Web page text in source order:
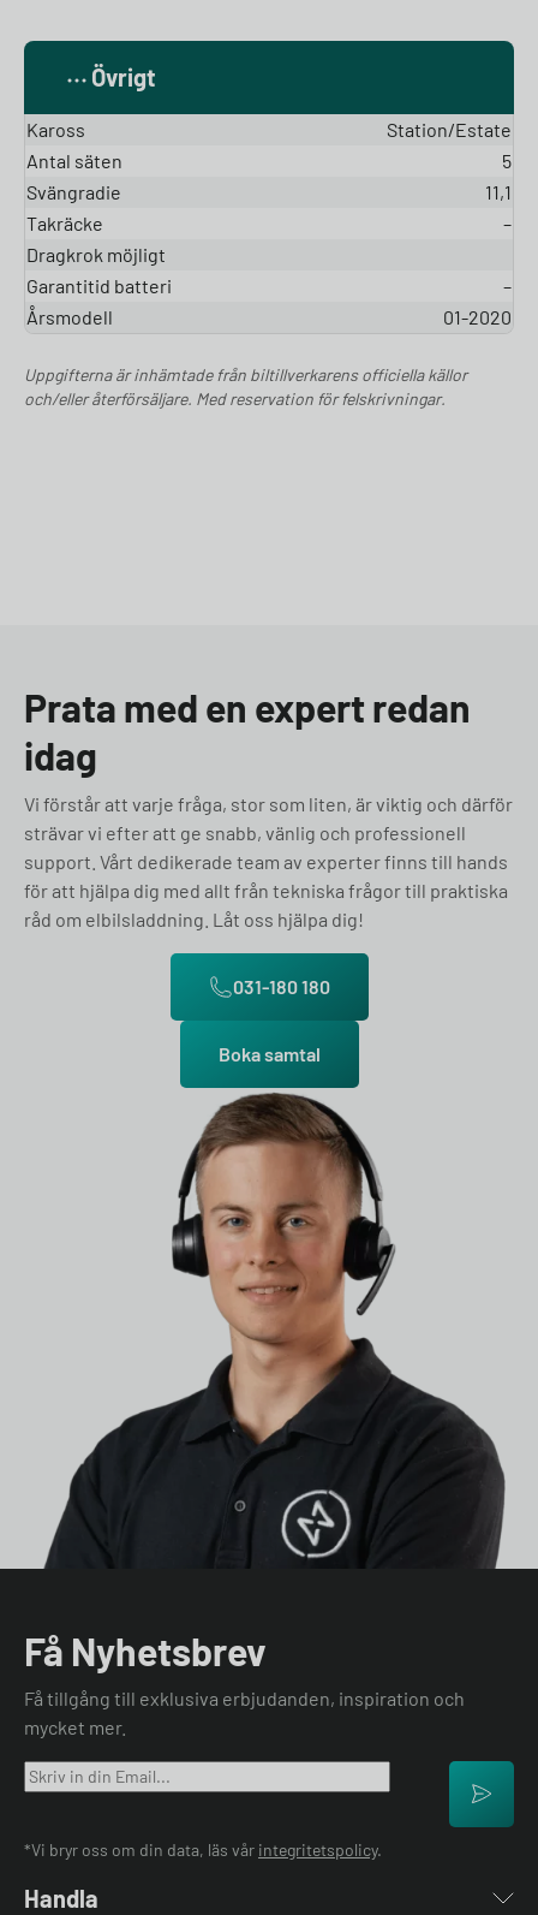
Övrigt
Kaross
Station/Estate
Antal säten
5
Svängradie
11,1
Takräcke
–
Dragkrok möjligt
Garantitid batteri
–
Årsmodell
01-2020
Uppgifterna är inhämtade från biltillverkarens officiella källor
och/eller återförsäljare. Med reservation för felskrivningar.
Prata med en expert redan
idag
Vi förstår att varje fråga, stor som liten, är viktig och därför
strävar vi efter att ge snabb, vänlig och professionell
support. Vårt dedikerade team av experter finns till hands
för att hjälpa dig med allt från tekniska frågor till praktiska
råd om elbilsladdning. Låt oss hjälpa dig!
031-180 180
Boka samtal
Få Nyhetsbrev
Få tillgång till exklusiva erbjudanden, inspiration och
mycket mer.
*Vi bryr oss om din data, läs vår integritetspolicy.
Handla